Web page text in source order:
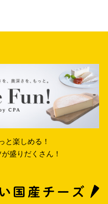
と楽しめる！
盛りだくさん！